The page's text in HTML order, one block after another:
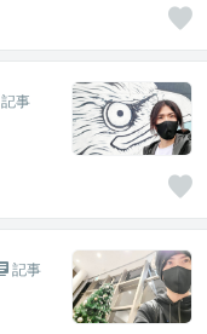
記事
記事